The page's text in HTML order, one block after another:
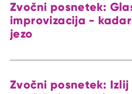
Zvočni posnetek:
improvizacija -
jezo
Zvočni posnetek: Izlij